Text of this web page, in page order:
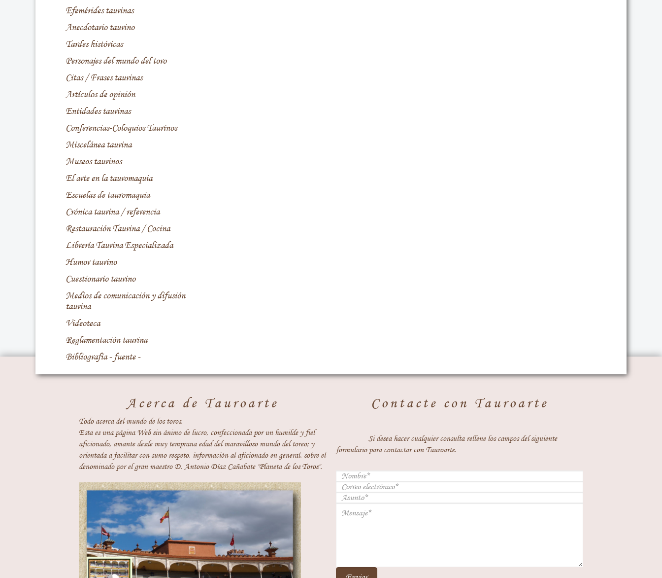
Efemérides taurinas
Anecdotario taurino
Tardes históricas
Personajes del mundo del toro
Citas / Frases taurinas
Artículos de opinión
Entidades taurinas
Conferencias-Coloquios Taurinos
Miscelánea taurina
Museos taurinos
El arte en la tauromaquia
Escuelas de tauromaquia
Crónica taurina / referencia
Restauración Taurina / Cocina
Librería Taurina Especializada
Humor taurino
Cuestionario taurino
Medios de comunicación y difusión
taurina
Videoteca
Reglamentación taurina
Bibliografía - fuente -
Acerca de Tauroarte
Todo acerca del mundo de los toros.
Esta es una página Web sin ánimo de lucro, confeccionada por un humilde y fiel
aficionado, amante desde muy temprana edad del maravilloso mundo del toreo; y
orientada a facilitar con sumo respeto, información al aficionado en general, sobre el
denominado por el gran maestro D. Antonio Díaz Cañabate "Planeta de los Toros".
Contacte con Tauroarte
Si desea hacer cualquier consulta rellene los campos del siguiente
formulario para contactar con Tauroarte.